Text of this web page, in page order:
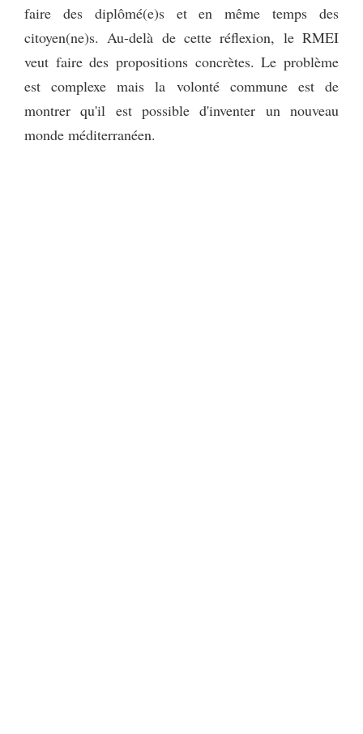
faire des diplômé(e)s et en même temps des
citoyen(ne)s. Au-delà de cette réflexion, le RMEI
veut faire des propositions concrètes. Le problème
est complexe mais la volonté commune est de
montrer qu'il est possible d'inventer un nouveau
monde méditerranéen.